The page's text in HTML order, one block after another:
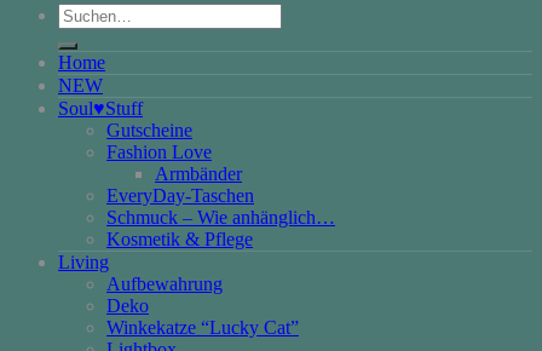
Suchen
nach:
Home
NEW
Soul♥Stuff
Gutscheine
Fashion Love
Armbänder
EveryDay-Taschen
Schmuck – Wie anhänglich…
Kosmetik & Pflege
Living
Aufbewahrung
Deko
Winkekatze “Lucky Cat”